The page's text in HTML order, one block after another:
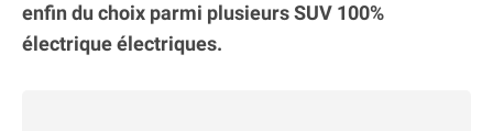
enfin du choix parmi plusieurs SUV 100%
électrique électriques.